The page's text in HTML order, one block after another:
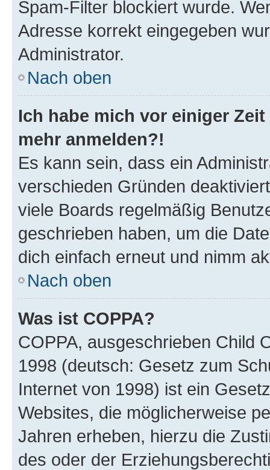
Spam-Filter blockiert wurde.
Adresse korrekt eingegeben
Administrator.
Nach oben
Ich habe mich vor einiger
mehr anmelden?!
Es kann sein, dass ein
verschieden Gründen
viele Boards regelmäßig
geschrieben haben, um die
dich einfach erneut und nimm
Nach oben
Was ist COPPA?
COPPA, ausgeschrieben Child
1998 (deutsch: Gesetz zum
Internet von 1998) ist ein
Websites, die möglicherweise
Jahren erheben, hierzu die
des oder der